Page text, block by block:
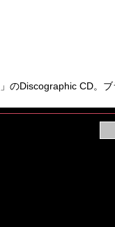
のDiscographic CD。